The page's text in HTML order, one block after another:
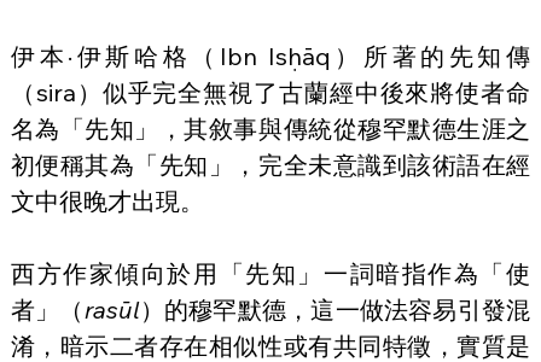
伊本·伊斯哈格（Ibn Isḥāq）所著的先知傳
（sira）似乎完全無視了古蘭經中後來將使者命
名為「先知」，其敘事與傳統從穆罕默德生涯之
初便稱其為「先知」，完全未意識到該術語在經
文中很晚才出現。
西方作家傾向於用「先知」一詞暗指作為「使
者」（ rasūl）的穆罕默德，這一做法容易引發混
淆，暗示二者存在相似性或有共同特徵，實質是